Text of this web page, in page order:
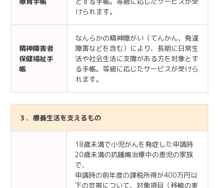
けられます。
精神障害者
保健福祉手
帳
なんらかの精神障がい（てんかん、発達
障害などを含む）により、長期に日常生
活や社会生活に支障がある方を対象とす
る手帳。等級に応じたサービスが受けら
れます。
３．療養生活を支えるもの
18歳未満で小児がんを発症した申請時
20歳未満の抗腫瘍治療中の患児の家族
で、
申請時の前年度の課税所得が400万円以
下の世帯について、対象項目（移植の実